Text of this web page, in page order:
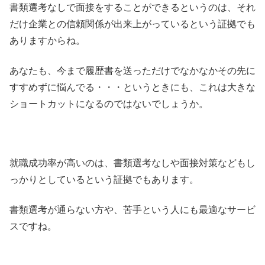
書類選考なしで面接をすることができるというのは、それ
だけ企業との信頼関係が出来上がっているという証拠でも
ありますからね。
あなたも、今まで履歴書を送っただけでなかなかその先に
すすめずに悩んでる・・・というときにも、これは大きな
ショートカットになるのではないでしょうか。
就職成功率が高いのは、書類選考なしや面接対策などもし
っかりとしているという証拠でもあります。
書類選考が通らない方や、苦手という人にも最適なサービ
スですね。